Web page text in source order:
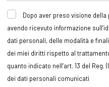
Dopo aver preso visione
avendo ricevuto informazione
dati personali, delle modalità e
dei miei diritti rispetto al
quanto indicato nell’art. 13 del
dei dati personali comunicati